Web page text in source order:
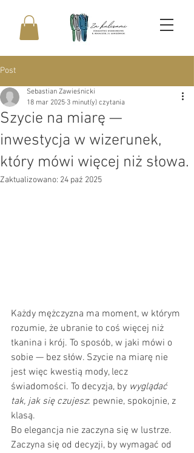
Post
Szycie na miarę —
inwestycja w wizerunek,
który mówi więcej niż słowa.
Sebastian Zawieśnicki
18 mar 2025 3 minut(y) czytania
Zaktualizowano: 24 paź 2025
Każdy mężczyzna ma moment, w którym
rozumie, że ubranie to coś więcej niż
tkanina i krój. To sposób, w jaki mówi o
sobie — bez słów. Szycie na miarę nie
jest więc kwestią mody, lecz
świadomości. To decyzja, by wyglądać
tak, jak się czujesz: pewnie, spokojnie, z
klasą.
Bo elegancja nie zaczyna się w lustrze.
Zaczyna się od decyzji, by wymagać od